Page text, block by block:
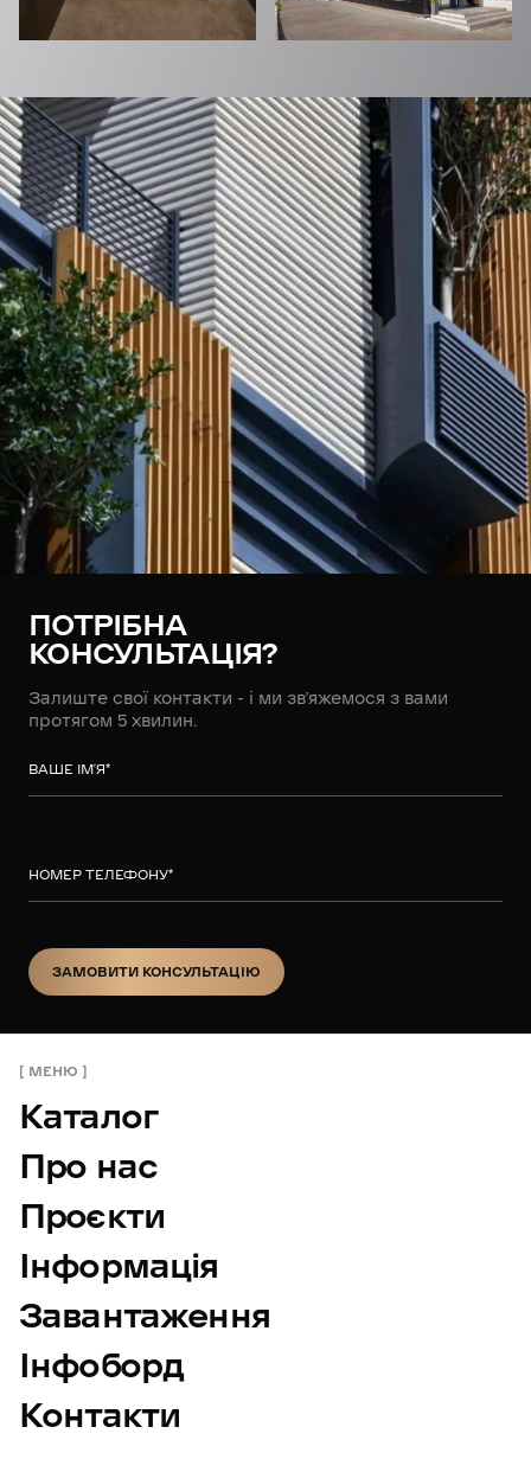
ПОТРІБНА
КОНСУЛЬТАЦІЯ?
Залиште свої контакти - і ми зв’яжемося з вами
протягом 5 хвилин.
ВАШЕ ІМ’Я*
НОМЕР ТЕЛЕФОНУ*
ЗАМОВИТИ КОНСУЛЬТАЦІЮ
МЕНЮ
Каталог
Про нас
Проєкти
Інформація
Завантаження
Інфоборд
Контакти